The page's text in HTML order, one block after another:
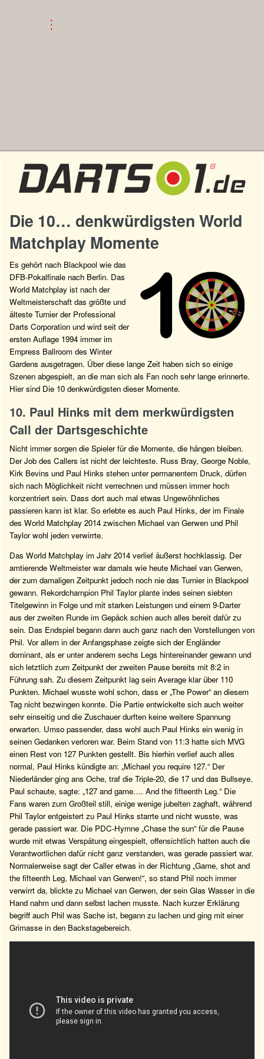
Die 10… denkwürdigsten World
Matchplay Momente
Es gehört nach Blackpool wie das
DFB-Pokalfinale nach Berlin. Das
World Matchplay ist nach der
Weltmeisterschaft das größte und
älteste Turnier der Professional
Darts Corporation und wird seit der
ersten Auflage 1994 immer im
Empress Ballroom des Winter
Gardens ausgetragen. Über diese lange Zeit haben sich so einige
Szenen abgespielt, an die man sich als Fan noch sehr lange erinnerte.
Hier sind Die 10 denkwürdigsten dieser Momente.
10. Paul Hinks mit dem merkwürdigsten
Call der Dartsgeschichte
Nicht immer sorgen die Spieler für die Momente, die hängen bleiben.
Der Job des Callers ist nicht der leichteste. Russ Bray, George Noble,
Kirk Bevins und Paul Hinks stehen unter permanentem Druck, dürfen
sich nach Möglichkeit nicht verrechnen und müssen immer hoch
konzentriert sein. Dass dort auch mal etwas Ungewöhnliches
passieren kann ist klar. So erlebte es auch Paul Hinks, der im Finale
des World Matchplay 2014 zwischen Michael van Gerwen und Phil
Taylor wohl jeden verwirrte.
Das World Matchplay im Jahr 2014 verlief äußerst hochklassig. Der
amtierende Weltmeister war damals wie heute Michael van Gerwen,
der zum damaligen Zeitpunkt jedoch noch nie das Turnier in Blackpool
gewann. Rekordchampion Phil Taylor plante indes seinen siebten
Titelgewinn in Folge und mit starken Leistungen und einem 9-Darter
aus der zweiten Runde im Gepäck schien auch alles bereit dafür zu
sein. Das Endspiel begann dann auch ganz nach den Vorstellungen von
Phil. Vor allem in der Anfangsphase zeigte sich der Engländer
dominant, als er unter anderem sechs Legs hintereinander gewann und
sich letztlich zum Zeitpunkt der zweiten Pause bereits mit 8:2 in
Führung sah. Zu diesem Zeitpunkt lag sein Average klar über 110
Punkten. Michael wusste wohl schon, dass er „The Power“ an diesem
Tag nicht bezwingen konnte. Die Partie entwickelte sich auch weiter
sehr einseitig und die Zuschauer durften keine weitere Spannung
erwarten. Umso passender, dass wohl auch Paul Hinks ein wenig in
seinen Gedanken verloren war. Beim Stand von 11:3 hatte sich MVG
einen Rest von 127 Punkten gestellt. Bis hierhin verlief auch alles
normal, Paul Hinks kündigte an: „Michael you require 127.“ Der
Niederländer ging ans Oche, traf die Triple-20, die 17 und das Bullseye.
Paul schaute, sagte: „127 and game…. And the fifteenth Leg.“ Die
Fans waren zum Großteil still, einige wenige jubelten zaghaft, während
Phil Taylor entgeistert zu Paul Hinks starrte und nicht wusste, was
gerade passiert war. Die PDC-Hymne „Chase the sun“ für die Pause
wurde mit etwas Verspätung eingespielt, offensichtlich hatten auch die
Verantwortlichen dafür nicht ganz verstanden, was gerade passiert war.
Normalerweise sagt der Caller etwas in der Richtung „Game, shot and
the fifteenth Leg, Michael van Gerwen!“, so stand Phil noch immer
verwirrt da, blickte zu Michael van Gerwen, der sein Glas Wasser in die
Hand nahm und dann selbst lachen musste. Nach kurzer Erklärung
begriff auch Phil was Sache ist, begann zu lachen und ging mit einer
Grimasse in den Backstagebereich.